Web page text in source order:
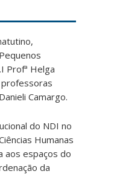
Profª Helga
Camargo.
do NDI no
Humanas
aos espaços do
da